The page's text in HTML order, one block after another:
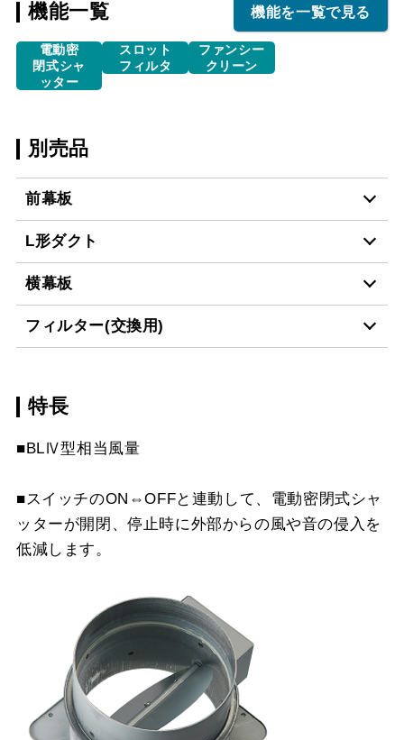
機能一覧 機能を一覧で見る
電動密
閉式シャ
ッター
スロット
フィルタ
ファンシー
クリーン
別売品
前幕板
MP-901 BK ¥6,490（税抜価格 ￥
MP-901 W ¥6,490（税抜価格 ￥
MP-902 BK
MP-902 SI ¥8,250（税抜価格 ￥
MP-903 BK
MP-903 W
MP-903 SI ¥8,250（税抜価格 ￥
L形ダクト
LD-15 ¥3,520（税抜価格 ￥
横幕板
YMP10-345 W
YMP10-345 SI
YMP20-345 BK ¥3,300（税抜価格 ￥
YMP20-345 W
YMP30-345 BK ¥3,300（税抜価格 ￥
YMP30-345 W ¥3,300（税抜価格 ￥
YMP30-345 SI ¥5,170（税抜価格 ￥
フィルター(交換用)
CSF10-3421
スクロールできます
特長
■BLⅣ型相当風量
■スイッチのON⇔OFFと連動して、電動密閉式シャ
ッターが開閉、停止時に外部からの風や音の侵入を
低減します。